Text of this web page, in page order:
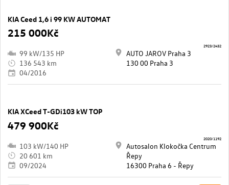
KIA Ceed 1,6 i 99 KW AUTOMAT
215 000Kč
99 kW/135 HP
136 543 km
04/2016
AUTO JAROV Praha 3
130 00 Praha 3
2923/2432
KIA XCeed T-GDi103 kW TOP
479 900Kč
103 kW/140 HP
20 601 km
09/2024
Autosalon Klokočka Centrum
Řepy
16300 Praha 6 - Řepy
2020/1192